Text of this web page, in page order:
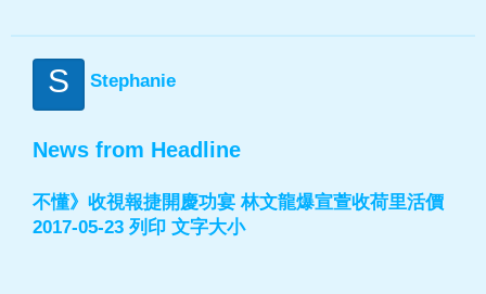
S Stephanie
News from Headline
不懂》收視報捷開慶功宴 林文龍爆宣萱收荷里活價
2017-05-23 列印 文字大小